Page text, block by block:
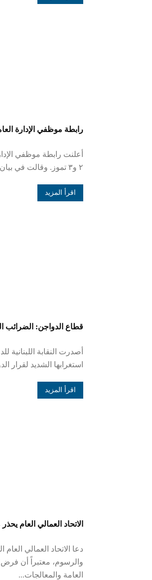
رابطة موظفي الإدارة العامة
أعلنت رابطة موظفي
٢ و٣ تموز. وقالت في بيان: "لا تزال هذه السلطة تمعن في سياسة صم...
اقرأ المزيد
قطاع الدواجن: الضرائب
أصدرت النقابة
استغرابها الشديد
اقرأ المزيد
الاتحاد العمالي العام
دعا الاتحاد العمالي
والرسوم، معتبراً أن
العامة والمعالجات...